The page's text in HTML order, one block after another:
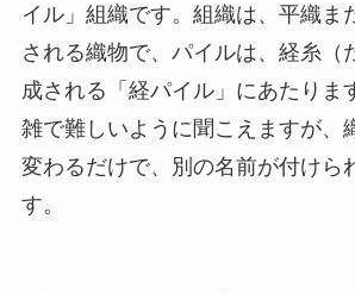
イル」組織です。組織は、平織ま
される織物で、パイルは、経糸（
成される「経パイル」にあたりま
雑で難しいように聞こえますが、
変わるだけで、別の名前が付けら
す。